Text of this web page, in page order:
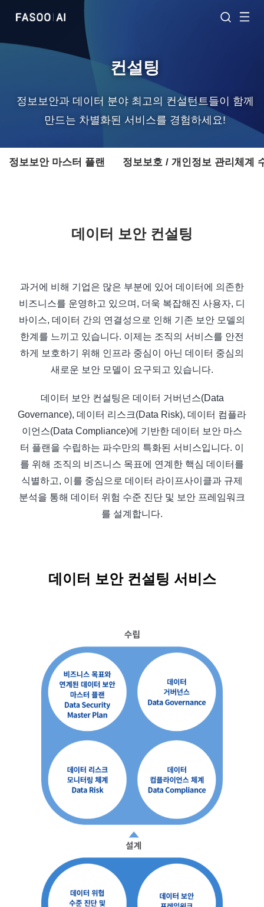
컨설팅
정보보안과 데이터 분야 최고의 컨설턴트들이 함께
만드는 차별화된 서비스를 경험하세요!
정보보안 마스터 플랜 정보보호 / 개인정보 관리체계
데이터 보안 컨설팅
과거에 비해 기업은 많은 부분에 있어 데이터에 의존한
비즈니스를 운영하고 있으며, 더욱 복잡해진 사용자, 디
바이스, 데이터 간의 연결성으로 인해 기존 보안 모델의
한계를 느끼고 있습니다. 이제는 조직의 서비스를 안전
하게 보호하기 위해 인프라 중심이 아닌 데이터 중심의
새로운 보안 모델이 요구되고 있습니다.
데이터 보안 컨설팅은 데이터 거버넌스(Data
Governance), 데이터 리스크(Data Risk), 데이터 컴플라
이언스(Data Compliance)에 기반한 데이터 보안 마스
터 플랜을 수립하는 파수만의 특화된 서비스입니다. 이
를 위해 조직의 비즈니스 목표에 연계한 핵심 데이터를
식별하고, 이를 중심으로 데이터 라이프사이클과 규제
분석을 통해 데이터 위험 수준 진단 및 보안 프레임워크
를 설계합니다.
데이터 보안 컨설팅 서비스